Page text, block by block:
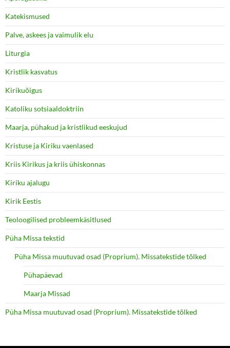
Katekismused
Palve, askees ja vaimulik elu
Liturgia
Kristlik kasvatus
Kirikuõigus
Katoliku sotsiaaldoktriin
Maarja, pühakud ja kristlikud eeskujud
Kristuse ja Kiriku vaenlased
Kriis Kirikus ja kriis ühiskonnas
Kiriku ajalugu
Kirik Eestis
Teoloogilised probleemkäsitlused
Püha Missa tekstid
Püha Missa muutuvad osad (Proprium). Missatekstide tõlked
Pühapäevad
Maarja Missad
Püha Missa muutuvad osad (Proprium). Missatekstide tõlked